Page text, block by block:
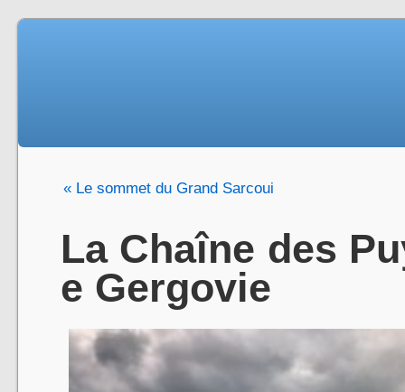
« Le sommet du Grand Sarcoui
La Chaîne des
e Gergovie